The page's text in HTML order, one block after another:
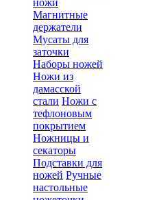
ножи
Магнитные
держатели
Мусаты для
заточки
Наборы ножей
Ножи из
дамасской
стали Ножи с
тефлоновым
покрытием
Ножницы и
секаторы
Подставки для
ножей Ручные
настольные